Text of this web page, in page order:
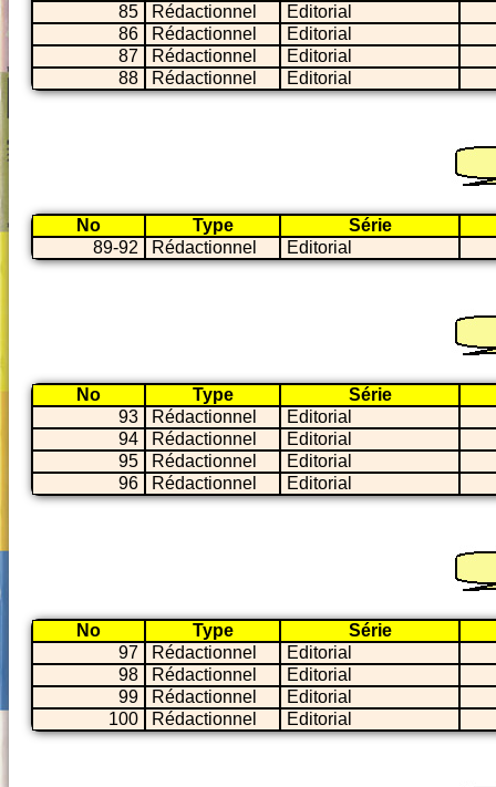
85
Rédactionnel
Editorial
86
Rédactionnel
Editorial
87
Rédactionnel
Editorial
88
Rédactionnel Editorial
No Type
Série
89-92
Rédactionnel Editorial
No Type
Série
93
Rédactionnel
Editorial
94
Rédactionnel
Editorial
95
Rédactionnel
Editorial
96
Rédactionnel Editorial
No Type
Série
97
Rédactionnel
Editorial
98
Rédactionnel
Editorial
99
Rédactionnel
Editorial
100
Rédactionnel Editorial